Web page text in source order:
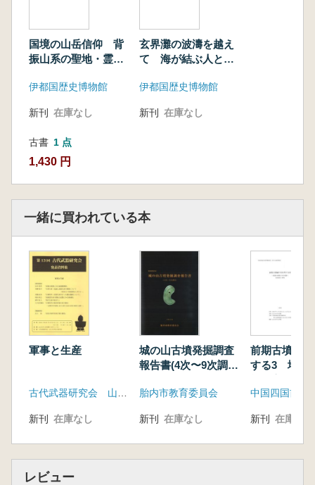
国境の山岳信仰 背
振山系の聖地・霊場
伊都国歴史博物館
新刊 在庫なし
古書 1 点
1,430 円
玄界灘の波濤を越え
て 海が結ぶ人と文
伊都国歴史博物館
新刊 在庫なし
一緒に買われている本
軍事と生産
新刊 在庫なし
城の山古墳発掘調査
報告書(4次〜9次調
胎内市教育委員会
新刊 在庫なし
前期古墳編
する3 地域
新刊 在庫なし
レビュー